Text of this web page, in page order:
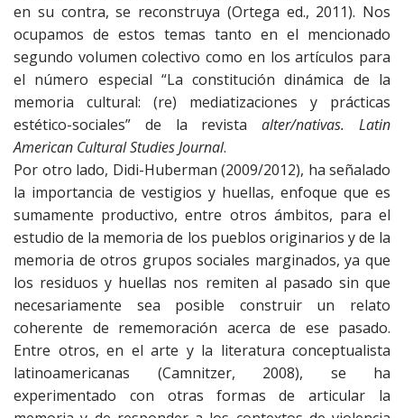
en su contra, se reconstruya (Ortega ed., 2011). Nos
ocupamos de estos temas tanto en el mencionado
segundo volumen colectivo como en los artículos para
el número especial “La constitución dinámica de la
memoria cultural: (re) mediatizaciones y prácticas
estético-sociales” de la revistaalter/nativas. Latin
American Cultural Studies Journal.
Por otro lado, Didi-Huberman (2009/2012), ha señalado
la importancia de vestigios y huellas, enfoque que es
sumamente productivo, entre otros ámbitos, para el
estudio de la memoria de los pueblos originarios y de la
memoria de otros grupos sociales marginados, ya que
los residuos y huellas nos remiten al pasado sin que
necesariamente sea posible construir un relato
coherente de rememoración acerca de ese pasado.
Entre otros, en el arte y la literatura conceptualista
latinoamericanas (Camnitzer, 2008), se ha
experimentado con otras formas de articular la